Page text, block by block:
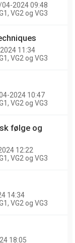
2024 09:48
VG2 og VG3
11:34
VG2 og VG3
2024 10:47
VG2 og VG3
følge og
12:22
VG2 og VG3
14:34
VG2 og VG3
18:05